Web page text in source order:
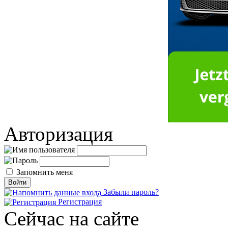
Авторизация
Запомнить меня
Забыли пароль?
Регистрация
Сейчас на сайте